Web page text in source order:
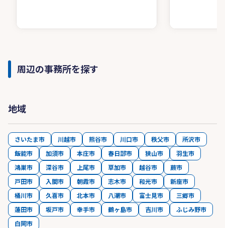
周辺の事務所を探す
地域
さいたま市 川越市 熊谷市 川口市 秩父市
所沢市
飯能市
加須市 本庄市 春日部市 狭山市
羽生市
鴻巣市
深谷市 上尾市 草加市 越谷市
蕨市
戸田市
入間市 朝霞市 志木市 和光市
新座市
桶川市
久喜市 北本市 八潮市 富士見市
三郷市
蓮田市
坂戸市 幸手市 鶴ヶ島市 吉川市
ふじみ野市
白岡市